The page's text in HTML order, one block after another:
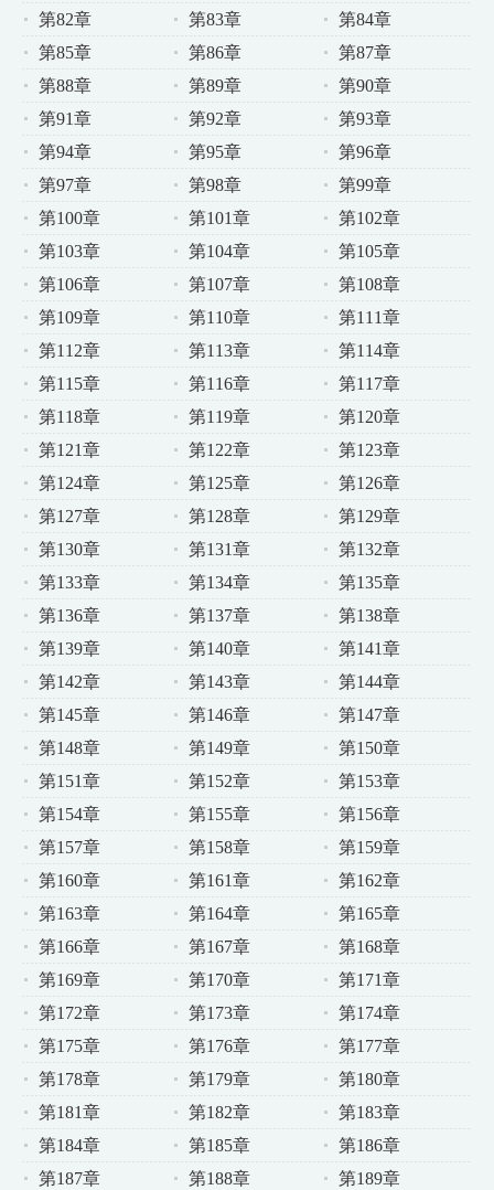
第82章 第83章
第84章
第85章
第86章
第87章
第88章
第89章
第90章
第91章
第92章
第93章
第94章
第95章
第96章
第97章
第98章
第99章
第100章
第101章
第102章
第103章
第104章
第105章
第106章
第107章
第108章
第109章
第110章
第111章
第112章
第113章
第114章
第115章
第116章
第117章
第118章
第119章
第120章
第121章
第122章
第123章
第124章
第125章
第126章
第127章
第128章
第129章
第130章
第131章
第132章
第133章
第134章
第135章
第136章
第137章
第138章
第139章
第140章
第141章
第142章
第143章
第144章
第145章
第146章
第147章
第148章
第149章
第150章
第151章
第152章
第153章
第154章
第155章
第156章
第157章
第158章
第159章
第160章
第161章
第162章
第163章
第164章
第165章
第166章
第167章
第168章
第169章
第170章
第171章
第172章
第173章
第174章
第175章
第176章
第177章
第178章
第179章
第180章
第181章
第182章
第183章
第184章
第185章
第186章
第187章
第188章
第189章